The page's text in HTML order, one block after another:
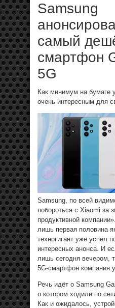
Samsung
самый
смартфон
5G
Как минимум на бумаге
очень интересным для
Samsung, по всей
побороться с Xiaomi за
продуктивной
лишь первая половина
техногигант уже успел
интересных анонса. И
лишь сегодня вечером,
5G-смартфон компания
Речь идёт о Samsung
о котором ходили по
Как и ожидалось,